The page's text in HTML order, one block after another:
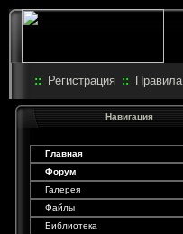
:: Регистрация :: Правила
Навигация
Главная
Форум
Галерея
Файлы
Библиотека